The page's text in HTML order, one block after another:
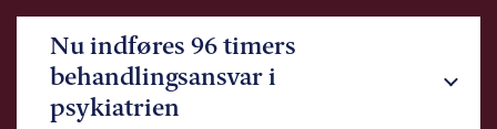
Nu indføres 96 timers
behandlingsansvar i
psykiatrien